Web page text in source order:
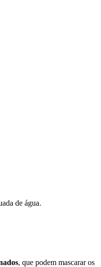
de água.
, que podem mascarar os